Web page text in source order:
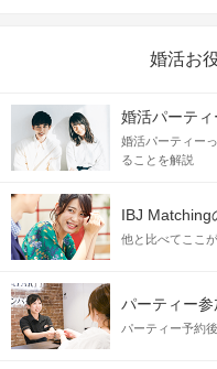
婚活お
婚活パーティ
婚活パーティー
ることを解説
IBJ Matching
他と比べてここ
パーティー
パーティー予約